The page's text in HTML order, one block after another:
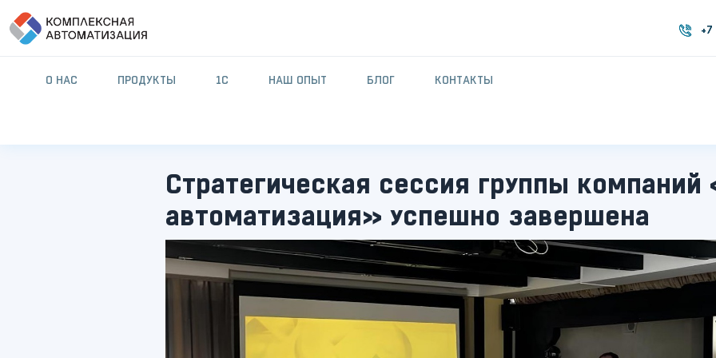
О НАС ПРОДУКТЫ 1С НАШ ОПЫТ БЛОГ КОНТАКТЫ
Стратегическая сессия группы
автоматизация» успешно завершена